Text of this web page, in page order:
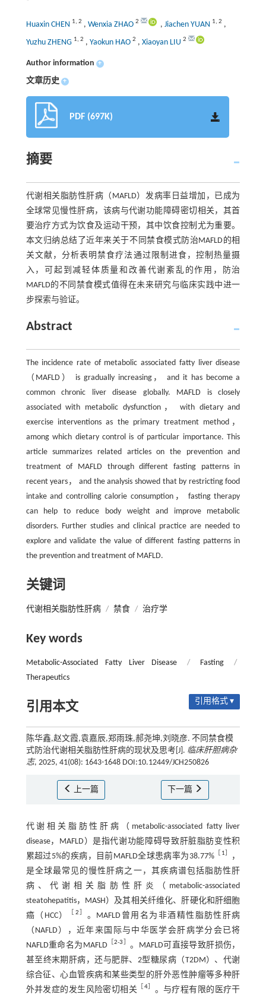
Huaxin CHEN 1, 2 , Wenxia ZHAO 2 , Jiachen YUAN 1, 2 ,
Yuzhu ZHENG 1, 2 , Yaokun HAO 2 , Xiaoyan LIU 2
Author information +
文章历史 +
PDF (697K)
摘要
代谢相关脂肪性肝病（MAFLD）发病率日益增加，已成为
全球常见慢性肝病，该病与代谢功能障碍密切相关，其首
要治疗方式为饮食及运动干预，其中饮食控制尤为重要。
本文归纳总结了近年来关于不同禁食模式防治MAFLD的相
关文献，分析表明禁食疗法通过限制进食，控制热量摄
入，可起到减轻体质量和改善代谢紊乱的作用，防治
MAFLD的不同禁食模式值得在未来研究与临床实践中进一
步探索与验证。
Abstract
The incidence rate of metabolic associated fatty liver disease
（MAFLD） is gradually increasing， and it has become a
common chronic liver disease globally. MAFLD is closely
associated with metabolic dysfunction， with dietary and
exercise interventions as the primary treatment method，
among which dietary control is of particular importance. This
article summarizes related articles on the prevention and
treatment of MAFLD through different fasting patterns in
recent years， and the analysis showed that by restricting food
intake and controlling calorie consumption， fasting therapy
can help to reduce body weight and improve metabolic
disorders. Further studies and clinical practice are needed to
explore and validate the value of different fasting patterns in
the prevention and treatment of MAFLD.
关键词
代谢相关脂肪性肝病 / 禁食 / 治疗学
Key words
Metabolic-Associated Fatty Liver Disease / Fasting
/
Therapeutics
引用本文 引用格式 ▾
陈华鑫,赵文霞,袁嘉辰,郑雨珠,郝尧坤,刘晓彦. 不同禁食模
式防治代谢相关脂肪性肝病的现状及思考[J]. 临床肝胆病杂
志, 2025, 41(08): 1643-1648 DOI:10.12449/JCH250826
上一篇 下一篇
代谢相关脂肪性肝病（metabolic-associated fatty liver
disease，MAFLD）是指代谢功能障碍导致肝脏脂肪变性积
累超过5%的疾病，目前MAFLD全球患病率为38.77% ［ 1］
，
是全球最常见的慢性肝病之一，其疾病谱包括脂肪性肝
病、代谢相关脂肪性肝炎（metabolic-associated
steatohepatitis，MASH）及其相关纤维化、肝硬化和肝细胞
癌（HCC）
［ 2］ 。MAFLD曾用名为非酒精性脂肪性肝病
（NAFLD），近年来国际与中华医学会肝病学分会已将
NAFLD重命名为MAFLD ［2-3］ 。MAFLD可直接导致肝损伤，
甚至终末期肝病，还与肥胖、2型糖尿病（T2DM）、代谢
综合征、心血管疾病和某些类型的肝外恶性肿瘤等多种肝
外并发症的发生风险密切相关
［4］ 。与疗程有限的医疗干